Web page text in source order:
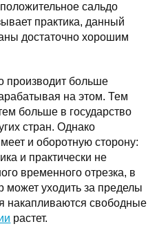
сальдо
практика, данный
достаточно хорошим
производит больше
на этом. Тем
больше в государство
стран. Однако
и оборотную сторону:
и практически не
временного отрезка, в
может уходить за пределы
накапливаются свободные
растет.